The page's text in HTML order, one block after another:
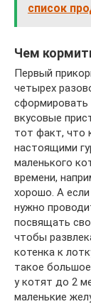
список
Чем
Первый
четырех
сформировать
вкусовые
тот факт, что
настоящими
маленького
времени,
хорошо. А
нужно
посвящать
чтобы
котенка к
такое
у котят до 2
маленькие